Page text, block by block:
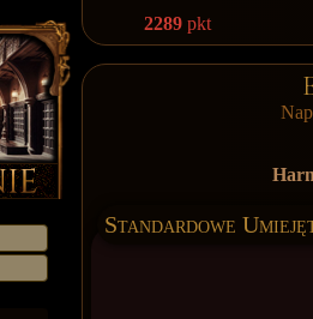
2289pkt
Standardowe